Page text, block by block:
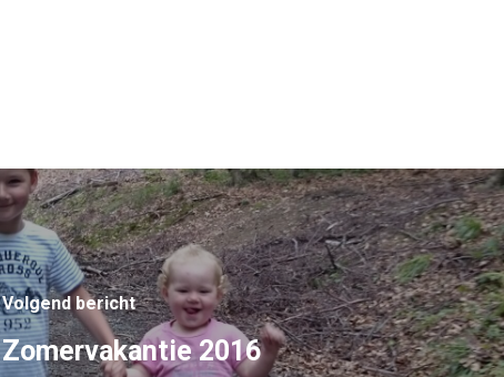
Volgend bericht
Zomervakantie 2016